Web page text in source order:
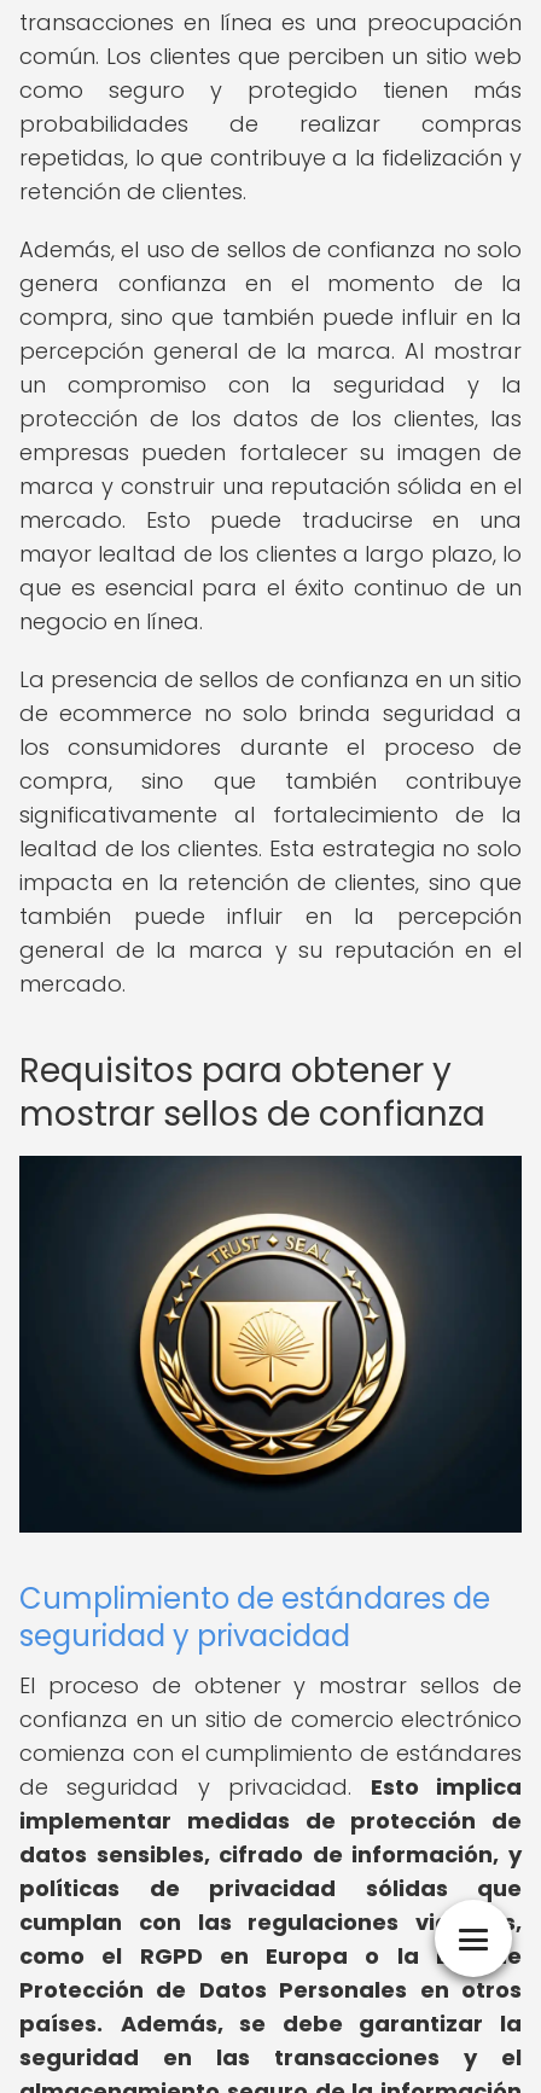
transacciones en línea es una preocupación
común. Los clientes que perciben un sitio web
como seguro y protegido tienen más
probabilidades de realizar compras
repetidas, lo que contribuye a la fidelización y
retención de clientes.
Además, el uso de sellos de confianza no solo
genera confianza en el momento de la
compra, sino que también puede influir en la
percepción general de la marca. Al mostrar
un compromiso con la seguridad y la
protección de los datos de los clientes, las
empresas pueden fortalecer su imagen de
marca y construir una reputación sólida en el
mercado. Esto puede traducirse en una
mayor lealtad de los clientes a largo plazo, lo
que es esencial para el éxito continuo de un
negocio en línea.
La presencia de sellos de confianza en un sitio
de ecommerce no solo brinda seguridad a
los consumidores durante el proceso de
compra, sino que también contribuye
significativamente al fortalecimiento de la
lealtad de los clientes. Esta estrategia no solo
impacta en la retención de clientes, sino que
también puede influir en la percepción
general de la marca y su reputación en el
mercado.
Requisitos para obtener y
mostrar sellos de confianza
Cumplimiento de estándares de
seguridad y privacidad
El proceso de obtener y mostrar sellos de
confianza en un sitio de comercio electrónico
comienza con el cumplimiento de estándares
de seguridad y privacidad. Esto implica
implementar medidas de protección de
datos sensibles, cifrado de información, y
políticas de privacidad sólidas que
cumplan con las regulaciones vigentes,
como el RGPD en Europa o la Ley de
Protección de Datos Personales en otros
países.
Además, se debe garantizar la
seguridad en las transacciones y el